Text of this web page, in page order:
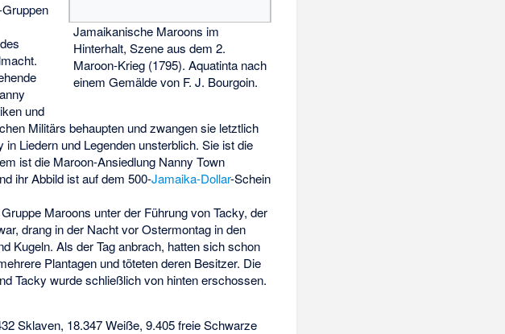
Jamaikanische Maroons im
Hinterhalt, Szene aus dem 2.
Maroon-Krieg (1795). Aquatinta nach
einem Gemälde von F. J. Bourgoin.
und
Militärs behaupten und zwangen sie letztlich
Liedern und Legenden unsterblich. Sie ist die
ist die Maroon-Ansiedlung Nanny Town
ihr Abbild ist auf dem 500-Jamaika-Dollar-Schein
Maroons unter der Führung von Tacky, der
drang in der Nacht vor Ostermontag in den
Kugeln. Als der Tag anbrach, hatten sich schon
Plantagen und töteten deren Besitzer. Die
Tacky wurde schließlich von hinten erschossen.
Sklaven, 18.347 Weiße, 9.405 freie Schwarze